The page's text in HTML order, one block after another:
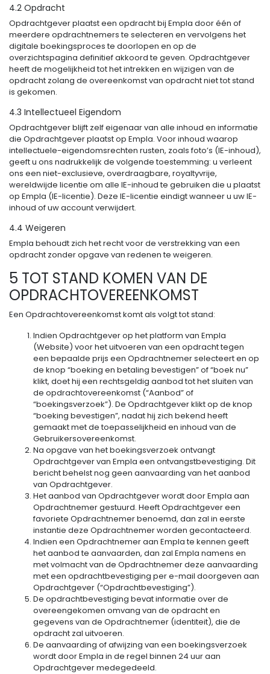
4.2 Opdracht
Opdrachtgever plaatst een opdracht bij Empla door één of
meerdere opdrachtnemers te selecteren en vervolgens het
digitale boekingsproces te doorlopen en op de
overzichtspagina definitief akkoord te geven. Opdrachtgever
heeft de mogelijkheid tot het intrekken en wijzigen van de
opdracht zolang de overeenkomst van opdracht niet tot stand
is gekomen.
4.3 Intellectueel Eigendom
Opdrachtgever blijft zelf eigenaar van alle inhoud en informatie
die Opdrachtgever plaatst op Empla. Voor inhoud waarop
intellectuele-eigendomsrechten rusten, zoals foto’s (IE-inhoud),
geeft u ons nadrukkelijk de volgende toestemming: u verleent
ons een niet-exclusieve, overdraagbare, royaltyvrije,
wereldwijde licentie om alle IE-inhoud te gebruiken die u plaatst
op Empla (IE-licentie). Deze IE-licentie eindigt wanneer u uw IE-
inhoud of uw account verwijdert.
4.4 Weigeren
Empla behoudt zich het recht voor de verstrekking van een
opdracht zonder opgave van redenen te weigeren.
5 TOT STAND KOMEN VAN DE
OPDRACHTOVEREENKOMST
Een Opdrachtovereenkomst komt als volgt tot stand:
Indien Opdrachtgever op het platform van Empla
(Website) voor het uitvoeren van een opdracht tegen
een bepaalde prijs een Opdrachtnemer selecteert en op
de knop “boeking en betaling bevestigen” of “boek nu”
klikt, doet hij een rechtsgeldig aanbod tot het sluiten van
de opdrachtovereenkomst (“Aanbod” of
“boekingsverzoek”). De Opdrachtgever klikt op de knop
“boeking bevestigen”, nadat hij zich bekend heeft
gemaakt met de toepasselijkheid en inhoud van de
Gebruikersovereenkomst.
Na opgave van het boekingsverzoek ontvangt
Opdrachtgever van Empla een ontvangstbevestiging. Dit
bericht behelst nog geen aanvaarding van het aanbod
van Opdrachtgever.
Het aanbod van Opdrachtgever wordt door Empla aan
Opdrachtnemer gestuurd. Heeft Opdrachtgever een
favoriete Opdrachtnemer benoemd, dan zal in eerste
instantie deze Opdrachtnemer worden gecontacteerd.
Indien een Opdrachtnemer aan Empla te kennen geeft
het aanbod te aanvaarden, dan zal Empla namens en
met volmacht van de Opdrachtnemer deze aanvaarding
met een opdrachtbevestiging per e-mail doorgeven aan
Opdrachtgever (“Opdrachtbevestiging”).
De opdrachtbevestiging bevat informatie over de
overeengekomen omvang van de opdracht en
gegevens van de Opdrachtnemer (identiteit), die de
opdracht zal uitvoeren.
De aanvaarding of afwijzing van een boekingsverzoek
wordt door Empla in de regel binnen 24 uur aan
Opdrachtgever medegedeeld.